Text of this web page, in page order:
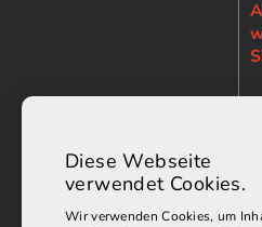
Diese Webseite
verwendet Cookies.
Wir verwenden Cookies, um